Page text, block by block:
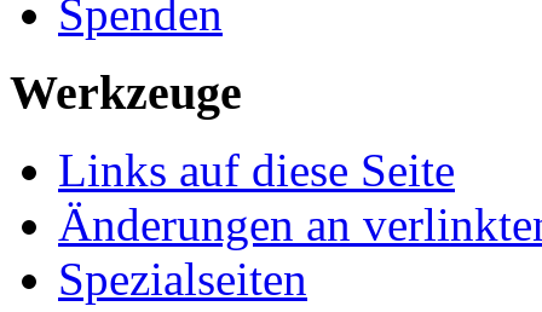
Spenden
Werkzeuge
Links auf diese Seite
Änderungen an
Spezialseiten